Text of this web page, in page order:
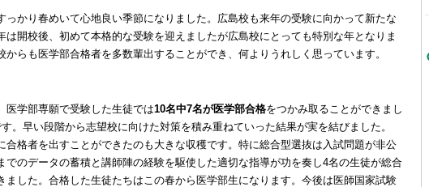
っかり春めいて心地良い季節になりました。広島校も来年の受験に向かって新たな
は開校後、初めて本格的な受験を迎えましたが広島校にとっても特別な年となりま
からも医学部合格者を多数輩出することができ、何よりうれしく思っています。
医学部専願で受験した生徒では10名中7名が医学部合格をつかみ取ることができまし
。早い段階から志望校に向けた対策を積み重ねていった結果が実を結びました。
合格者を出すことができたのも大きな収穫です。特に総合型選抜は入試問題が非公
でのデータの蓄積と講師陣の経験を駆使した適切な指導が功を奏し4名の生徒が総合
ました。合格した生徒たちはこの春から医学部生になります。今後は医師国家試験